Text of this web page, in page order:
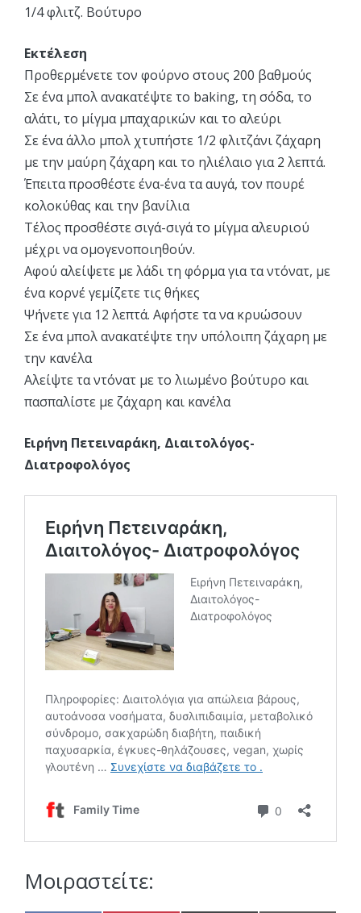
1/4 φλιτζ. Βούτυρο
Εκτέλεση
Προθερμένετε τον φούρνο στους 200 βαθμούς
Σε ένα μπολ ανακατέψτε το baking, τη σόδα, το
αλάτι, το μίγμα μπαχαρικών και το αλεύρι
Σε ένα άλλο μπολ χτυπήστε 1/2 φλιτζάνι ζάχαρη
με την μαύρη ζάχαρη και το ηλιέλαιο για 2 λεπτά.
Έπειτα προσθέστε ένα-ένα τα αυγά, τον πουρέ
κολοκύθας και την βανίλια
Τέλος προσθέστε σιγά-σιγά το μίγμα αλευριού
μέχρι να ομογενοποιηθούν.
Αφού αλείψετε με λάδι τη φόρμα για τα ντόνατ, με
ένα κορνέ γεμίζετε τις θήκες
Ψήνετε για 12 λεπτά. Αφήστε τα να κρυώσουν
Σε ένα μπολ ανακατέψτε την υπόλοιπη ζάχαρη με
την κανέλα
Αλείψτε τα ντόνατ με το λιωμένο βούτυρο και
πασπαλίστε με ζάχαρη και κανέλα
Ειρήνη Πετειναράκη, Διαιτολόγος-
Διατροφολόγος
Μοιραστείτε: